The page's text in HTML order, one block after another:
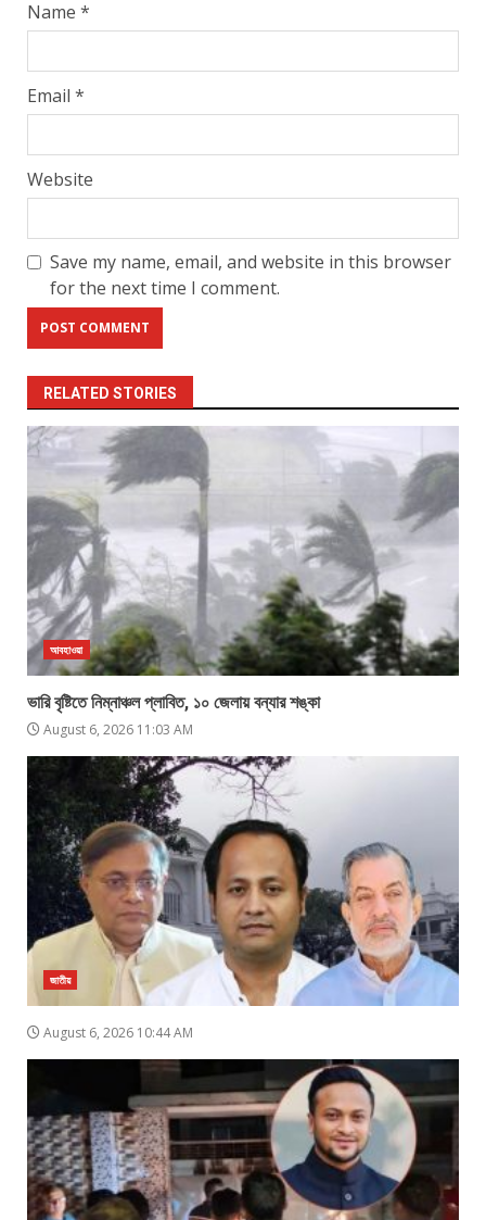
Name *
Email *
Website
Save my name, email, and website in this browser
for the next time I comment.
RELATED STORIES
আবহাওয়া
ভারি বৃষ্টিতে নিম্নাঞ্চল প্লাবিত, ১০ জেলায় বন্যার শঙ্কা
August 6, 2026 11:03 AM
জাতীয়
August 6, 2026 10:44 AM